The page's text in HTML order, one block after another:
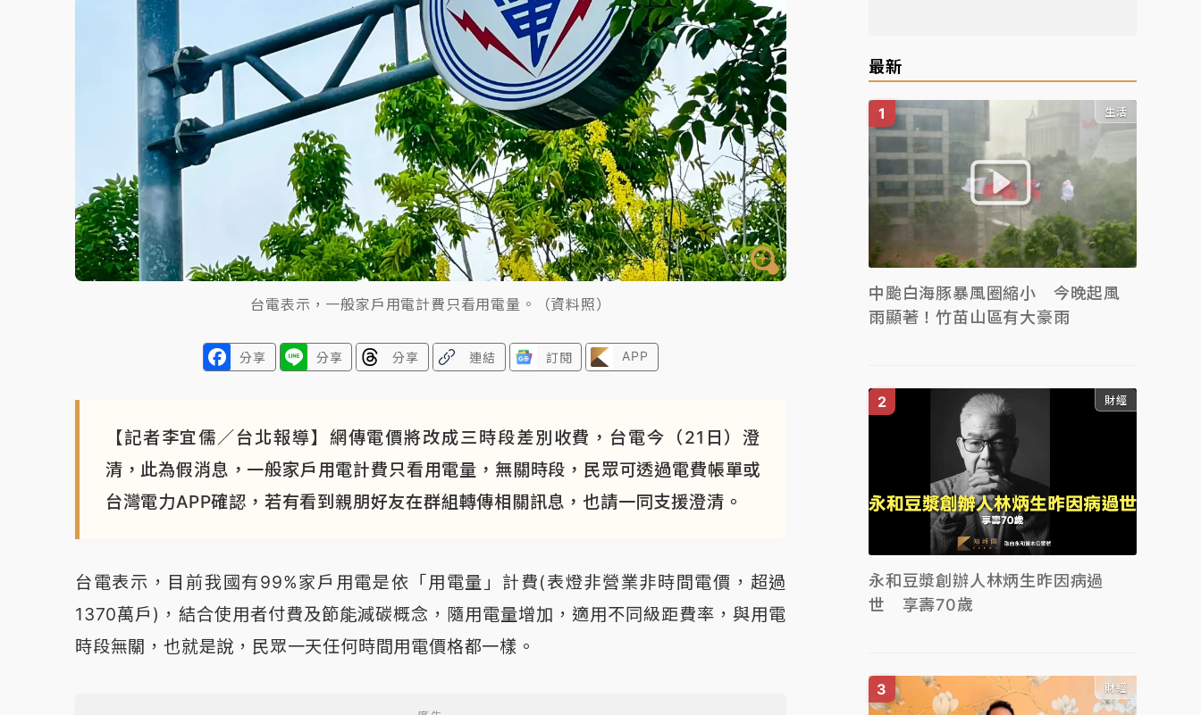
台電表示，一般家戶用電計費只看用電量。（資料照）
分享 分享 分享 連結 訂閱 APP
【記者李宜儒／台北報導】網傳電價將改成三時段差別收費，台電今（21日）澄
清，此為假消息，一般家戶用電計費只看用電量，無關時段，民眾可透過電費帳單或
台灣電力APP確認，若有看到親朋好友在群組轉傳相關訊息，也請一同支援澄清。
台電表示，目前我國有99%家戶用電是依「用電量」計費(表燈非營業非時間電價，超過
1370萬戶)，結合使用者付費及節能減碳概念，隨用電量增加，適用不同級距費率，與用電
時段無關，也就是說，民眾一天任何時間用電價格都一樣。
最新
生活
中颱白海豚暴風圈縮小 今晚起風
雨顯著！竹苗山區有大豪雨
財經
永和豆漿創辦人林炳生昨因病過
世 享壽70歲
財經